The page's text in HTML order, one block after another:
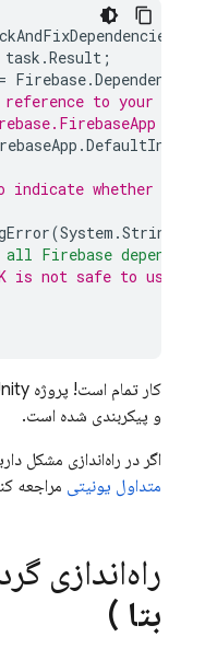
task .Result ;
Firebase.
to your
.
whether
(System .String
all Firebase
is not safe to use
و پیکربندی شده است.
اگر در راه‌اندازی مشکل
متداول یونیتی مراجعه
راه‌اندازی
بتا )